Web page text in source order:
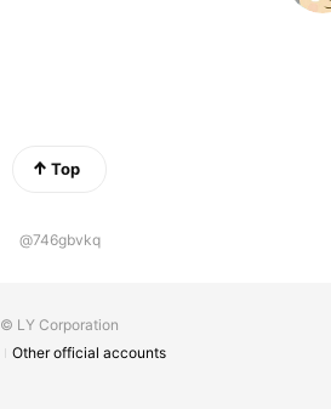
Top
@746gbvkq
© LY Corporation
Other official accounts